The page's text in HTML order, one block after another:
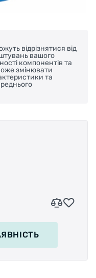
відрізнятися від
вашого
компонентів та
змінювати
та